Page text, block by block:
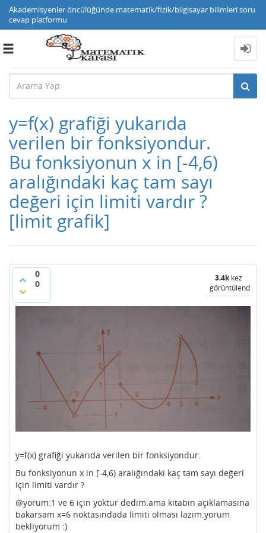
Akademisyenler öncülüğünde matematik/fizik/bilgisayar bilimleri soru
cevap platformu
Toggle
y=f(x) grafiği yukarıda
verilen bir fonksiyondur.
Bu fonksiyonun x in [-4,6)
aralığındaki kaç tam sayı
değeri için limiti vardır ?
[limit grafik]
0
0
3.4kkez
görüntülendi
y=f(x) grafiği yukarıda verilen bir fonksiyondur.
Bu fonksiyonun x in [-4,6) aralığındaki kaç tam sayı değeri
için limiti vardır ?
@yorum:1 ve 6 için yoktur dedim.ama kitabın açıklamasına
bakarsam x=6 noktasındada limiti olması lazım.yorum
bekliyorum :)